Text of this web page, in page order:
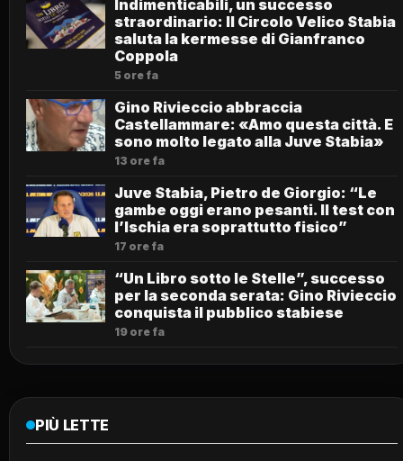
Indimenticabili, un successo
straordinario: Il Circolo Velico Stabia
saluta la kermesse di Gianfranco
Coppola
5 ore fa
Gino Rivieccio abbraccia
Castellammare: «Amo questa città. E
sono molto legato alla Juve Stabia»
13 ore fa
Juve Stabia, Pietro de Giorgio: “Le
gambe oggi erano pesanti. Il test con
l’Ischia era soprattutto fisico”
17 ore fa
“Un Libro sotto le Stelle”, successo
per la seconda serata: Gino Rivieccio
conquista il pubblico stabiese
19 ore fa
PIÙ LETTE